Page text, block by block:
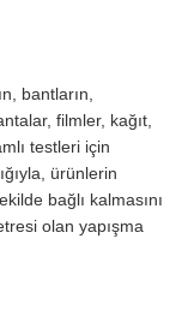
bantların,
filmler, kağıt,
testleri için
ürünlerin
bağlı kalmasını
olan yapışma